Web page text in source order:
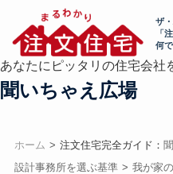
ザ
「
何
あなたにピッタリの住宅会社
聞いちゃえ広場
ホーム 注文住宅完全ガイド：
設計事務所を選ぶ基準
我が家